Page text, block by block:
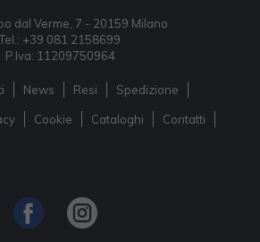
dal Verme, 7 - 20159 Milano
Tel.: +39 081 2158699
P.Iva: 11209750964
News Resi Spedizione
Cookie Cataloghi Contatti